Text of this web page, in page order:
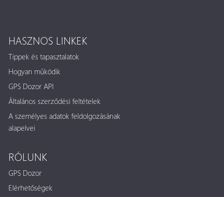
HASZNOS LINKEK
Tippek és tapasztalatok
Hogyan működik
GPS Dozor API
Általános szerződési feltételek
A személyes adatok feldolgozásának
alapelvei
RÓLUNK
GPS Dozor
Elérhetőségek